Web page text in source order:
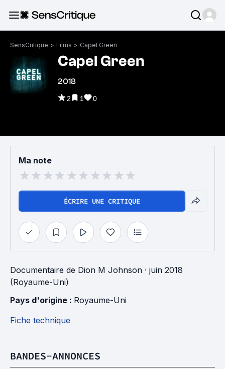
SensCritique > Films > Capel Green
Capel Green
2018
2 1 0
Ma note
ÉCRIRE UNE CRITIQUE
Documentaire de Dion M Johnson · juin 2018
(Royaume-Uni)
Pays d'origine : Royaume-Uni
Fiche technique
BANDES-ANNONCES